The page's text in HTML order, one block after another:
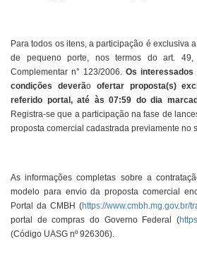
Para todos os itens, a participação é exclusiva
de pequeno porte, nos termos do art.
Complementar n° 123/2006. Os interessados
condições deverãoofertar proposta(s)
referido portal, até às 07:59 do dia
Registra-se que a participação na fase de
proposta comercial cadastrada previamente no
As informações completas sobre a
modelo para envio da proposta comercial
Portal da CMBH (https://www.cmbh.mg.gov.br/
portal de compras do Governo Federal (
(Código UASG nº 926306).